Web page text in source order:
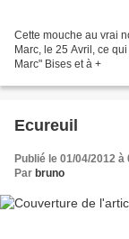
Cette mouche au vrai
Marc, le 25 Avril, ce
Marc" Bises et à +
Ecureuil
Publié le 01/04/2012 à
Par bruno